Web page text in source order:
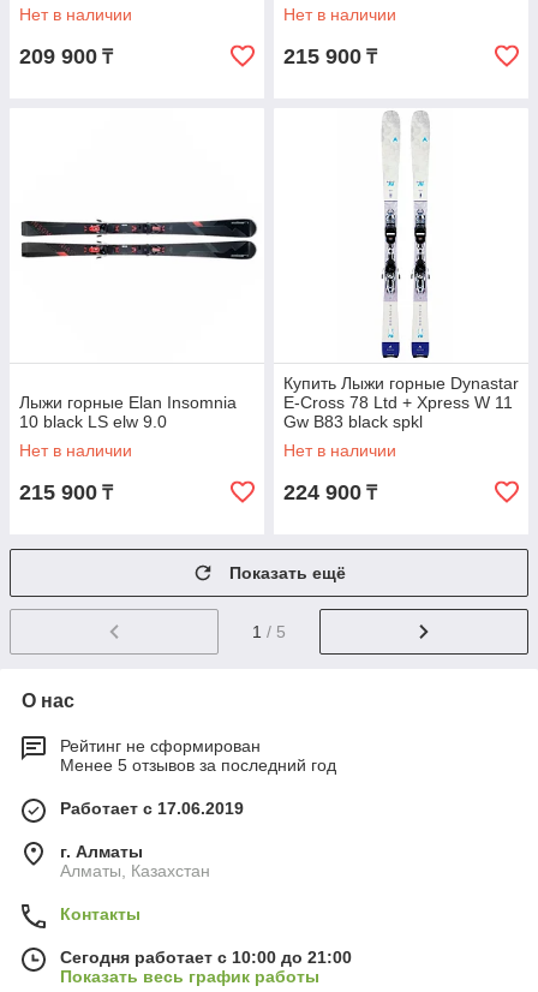
Нет в наличии
209 900 ₸
Нет в наличии
215 900 ₸
Лыжи горные Elan Insomnia
10 black LS elw 9.0
Нет в наличии
215 900 ₸
Купить Лыжи горные Dynastar
E-Cross 78 Ltd + Xpress W 11
Gw B83 black spkl
Нет в наличии
224 900 ₸
Показать ещё
1 / 5
О нас
Рейтинг не сформирован
Менее 5 отзывов за последний год
Работает с 17.06.2019
г. Алматы
Алматы, Казахстан
Контакты
Сегодня работает с 10:00 до 21:00
Показать весь график работы